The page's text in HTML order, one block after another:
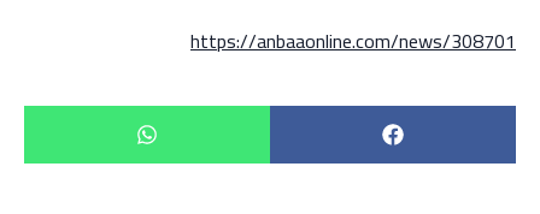
https://anbaaonline.com/news/308701